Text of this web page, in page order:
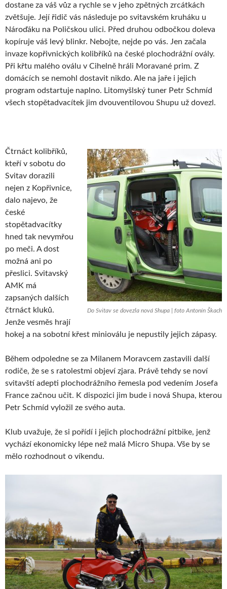
dostane za váš vůz a rychle se v jeho zpětných zrcátkách
zvětšuje. Její řidič vás následuje po svitavském kruháku u
Nároďáku na Poličskou ulici. Před druhou odbočkou doleva
kopíruje váš levý blinkr. Nebojte, nejde po vás. Jen začala
invaze kopřivnických kolibříků na české plochodrážní ovály.
Při křtu malého oválu v Cihelně hráli Moravané prim. Z
domácích se nemohl dostavit nikdo. Ale na jaře i jejich
program odstartuje naplno. Litomyšlský tuner Petr Schmíd
všech stopětadvacítek jim dvouventilovou Shupu už dovezl.
Do Svitav se dovezla nová Shupa | foto Antonín Škach
Čtrnáct kolibříků,
kteří v sobotu do
Svitav dorazili
nejen z Kopřivnice,
dalo najevo, že
české
stopětadvacítky
hned tak nevymřou
po meči. A dost
možná ani po
přeslici. Svitavský
AMK má
zapsaných dalších
čtrnáct kluků.
Jenže vesměs hrají
hokej a na sobotní křest minioválu je nepustily jejich zápasy.
Během odpoledne se za Milanem Moravcem zastavili další
rodiče, že se s ratolestmi objeví zjara. Právě tehdy se noví
svitavští adepti plochodrážního řemesla pod vedením Josefa
France začnou učit. K dispozici jim bude i nová Shupa, kterou
Petr Schmíd vyložil ze svého auta.
Klub uvažuje, že si pořídí i jejich plochodrážní pitbike, jenž
vychází ekonomicky lépe než malá Micro Shupa. Vše by se
mělo rozhodnout o víkendu.